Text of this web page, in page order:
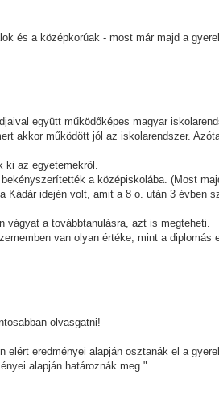
és a középkorúak - most már majd a
együtt működőképes magyar
akkor működött jól az iskolarendszer.
ki az egyetemekről.
a középiskolába. (Most
Kádár idején volt, amit a 8 o. után 3 évben
vágyat a továbbtanulásra, azt is megteheti.
van olyan értéke, mint a diplomás
olvasgatni!
elért eredményei alapján osztanák el a
alapján határoznák meg."